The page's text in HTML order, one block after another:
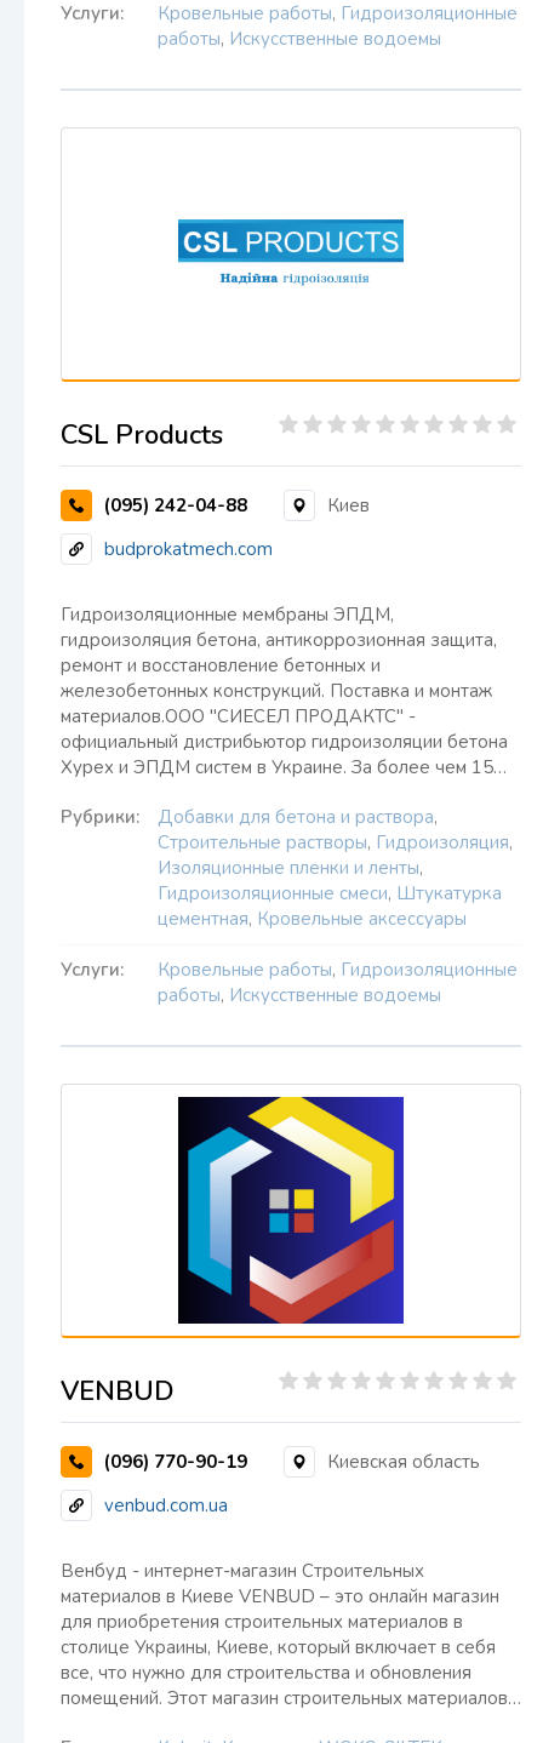
Услуги: Кровельные работы, Гидроизоляционные
работы, Искусственные водоемы
CSL Products
(095) 242-04-88
Киев
budprokatmech.com
Гидроизоляционные мембраны ЭПДМ,
гидроизоляция бетона, антикоррозионная защита,
ремонт и восстановление бетонных и
железобетонных конструкций. Поставка и монтаж
материалов.ООО "СИЕСЕЛ ПРОДАКТС" -
официальный дистрибьютор гидроизоляции бетона
Xypex и ЭПДМ систем в Украине. За более чем 15…
Рубрики: Добавки для бетона и раствора,
Строительные растворы, Гидроизоляция,
Изоляционные пленки и ленты,
Гидроизоляционные смеси, Штукатурка
цементная, Кровельные аксессуары
Услуги: Кровельные работы, Гидроизоляционные
работы, Искусственные водоемы
VENBUD
(096) 770-90-19
Киевская область
venbud.com.ua
Венбуд - интернет-магазин Строительных
материалов в Киеве VENBUD – это онлайн магазин
для приобретения строительных материалов в
столице Украины, Киеве, который включает в себя
все, что нужно для строительства и обновления
помещений. Этот магазин строительных материалов…